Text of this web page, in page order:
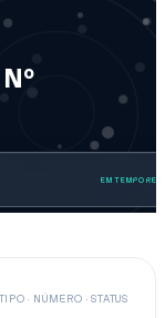
TIPO · NÚMERO · STATUS